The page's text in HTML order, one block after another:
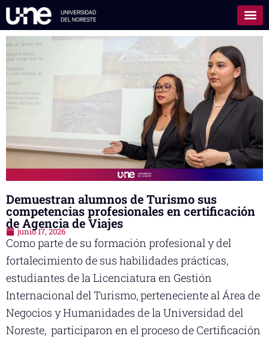
Demuestran alumnos de Turismo sus
competencias profesionales en certificación
de Agencia de Viajes
junio 17, 2026
Como parte de su formación profesional y del
fortalecimiento de sus habilidades prácticas,
estudiantes de la Licenciatura en Gestión
Internacional del Turismo, perteneciente al Área de
Negocios y Humanidades de la Universidad del
Noreste, participaron en el proceso de Certificación